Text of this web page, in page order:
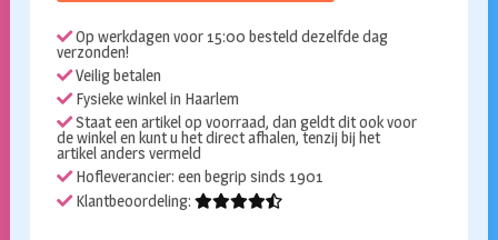
Op werkdagen voor 15:00 besteld dezelfde dag
verzonden!
Veilig betalen
Fysieke winkel in Haarlem
Staat een artikel op voorraad, dan geldt dit ook voor
de winkel en kunt u het direct afhalen, tenzij bij het
artikel anders vermeld
Hofleverancier: een begrip sinds 1901
Klantbeoordeling: